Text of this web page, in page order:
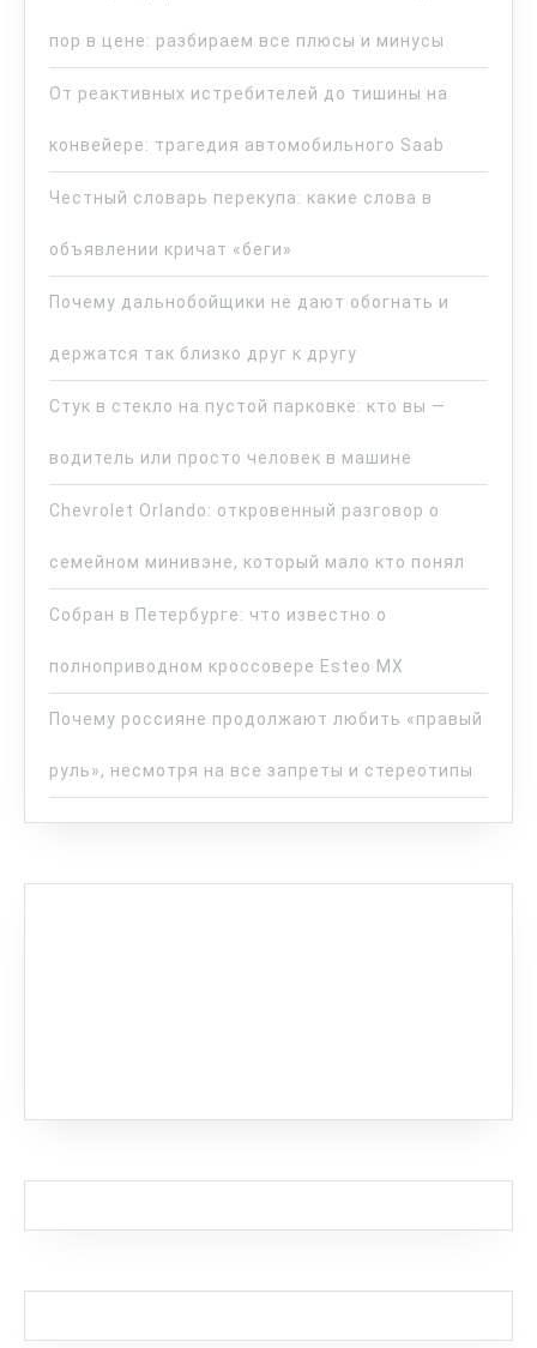
пор в цене: разбираем все плюсы и минусы
От реактивных истребителей до тишины на
конвейере: трагедия автомобильного Saab
Честный словарь перекупа: какие слова в
объявлении кричат «беги»
Почему дальнобойщики не дают обогнать и
держатся так близко друг к другу
Стук в стекло на пустой парковке: кто вы —
водитель или просто человек в машине
Chevrolet Orlando: откровенный разговор о
семейном минивэне, который мало кто понял
Собран в Петербурге: что известно о
полноприводном кроссовере Esteo MX
Почему россияне продолжают любить «правый
руль», несмотря на все запреты и стереотипы